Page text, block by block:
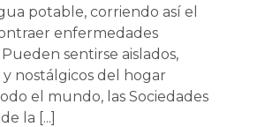
potable, corriendo así el
enfermedades
Pueden sentirse aislados,
nostálgicos del hogar
el mundo, las Sociedades
la [...]